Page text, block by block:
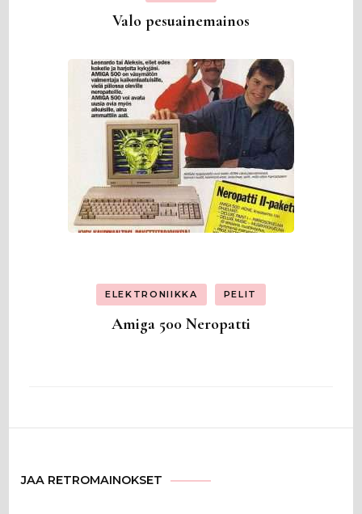
Valo pesuainemainos
ELEKTRONIIKKA PELIT
Amiga 500 Neropatti
JAA RETROMAINOKSET